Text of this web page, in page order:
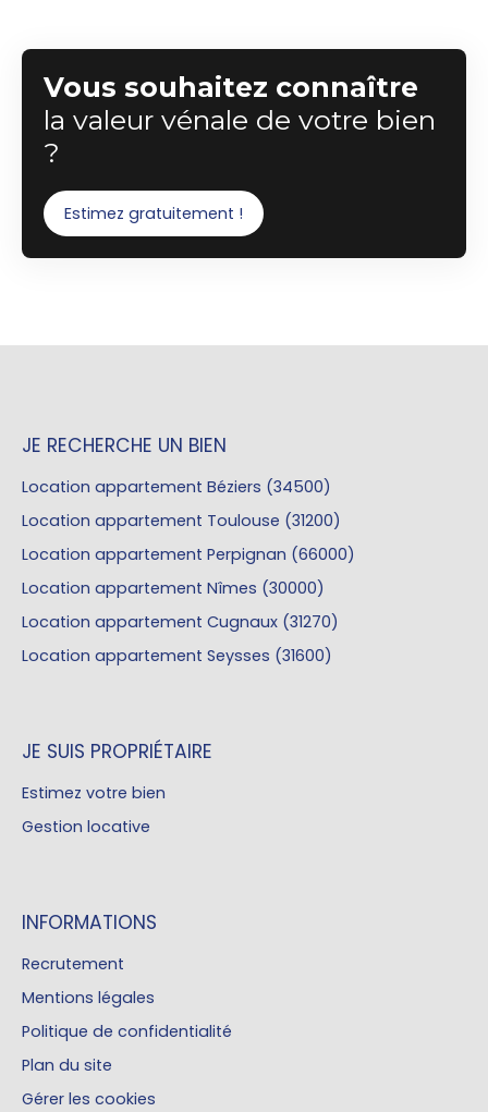
Vous souhaitez connaître
la valeur vénale de votre bien
?
Estimez gratuitement !
JE RECHERCHE UN BIEN
Location appartement Béziers (34500)
Location appartement Toulouse (31200)
Location appartement Perpignan (66000)
Location appartement Nîmes (30000)
Location appartement Cugnaux (31270)
Location appartement Seysses (31600)
JE SUIS PROPRIÉTAIRE
Estimez votre bien
Gestion locative
INFORMATIONS
Recrutement
Mentions légales
Politique de confidentialité
Plan du site
Gérer les cookies